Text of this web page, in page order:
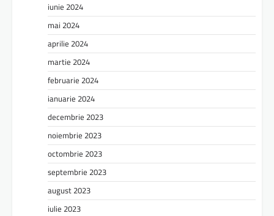
iunie 2024
mai 2024
aprilie 2024
martie 2024
februarie 2024
ianuarie 2024
decembrie 2023
noiembrie 2023
octombrie 2023
septembrie 2023
august 2023
iulie 2023